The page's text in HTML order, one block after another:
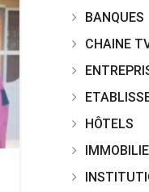
BANQUES
CHAINE
HÔTELS